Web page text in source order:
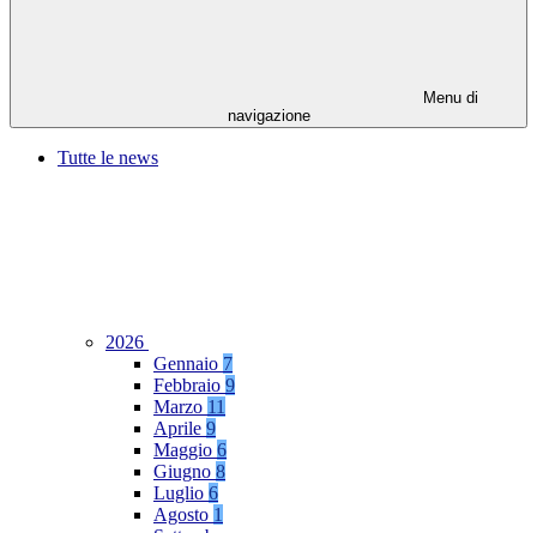
Menu di
navigazione
Tutte le news
2026
Gennaio 7
Febbraio 9
Marzo 11
Aprile 9
Maggio 6
Giugno 8
Luglio 6
Agosto 1